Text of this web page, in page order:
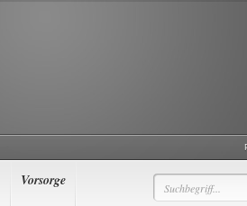
Vorsorge